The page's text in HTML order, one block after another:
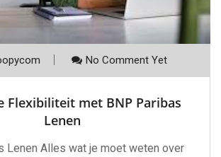
No Comment Yet
Flexibiliteit met BNP Paribas
Lenen
Lenen Alles wat je moet weten over